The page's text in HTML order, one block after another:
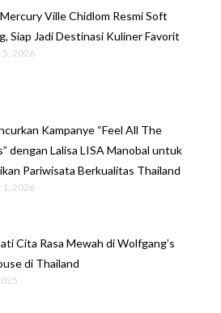
Ville Chidlom Resmi Soft
Siap Jadi Destinasi Kuliner Favorit
5, 2026
Kampanye “Feel All The
dengan Lalisa LISA Manobal untuk
Pariwisata Berkualitas Thailand
1, 2026
Cita Rasa Mewah di Wolfgang’s
di Thailand